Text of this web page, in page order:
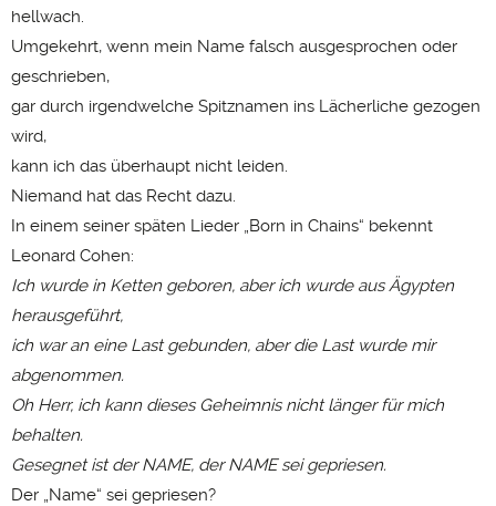
hellwach.
Umgekehrt, wenn mein Name falsch ausgesprochen oder
geschrieben,
gar durch irgendwelche Spitznamen ins Lächerliche gezogen
wird,
kann ich das überhaupt nicht leiden.
Niemand hat das Recht dazu.
In einem seiner späten Lieder „Born in Chains“ bekennt
Leonard Cohen:
Ich wurde in Ketten geboren, aber ich wurde aus Ägypten
herausgeführt,
ich war an eine Last gebunden, aber die Last wurde mir
abgenommen.
Oh Herr, ich kann dieses Geheimnis nicht länger für mich
behalten.
Gesegnet ist der NAME, der NAME sei gepriesen.
Der „Name“ sei gepriesen?